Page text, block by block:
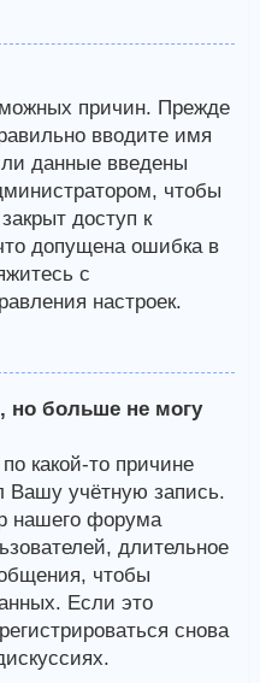
причин. Прежде
вводите имя
данные введены
чтобы
доступ к
допущена ошибка в
с
настроек.
но больше не могу
какой-то причине
Вашу учётную запись.
нашего форума
длительное
чтобы
Если это
снова